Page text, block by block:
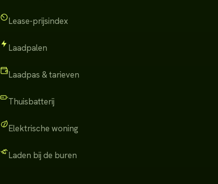
Lease-prijsindex
Laadpalen
Laadpas & tarieven
Thuisbatterij
Elektrische woning
Laden bij de buren